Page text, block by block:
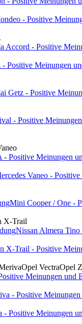
- Positive
Accord - Positive
- Positive Meinungen
Getz - Positive
- Positive
- Positive Meinungen
Vaneo -
Mini Cooper / One -
X-Trail
Nissan Almera
X-Trail - Positive
Opel VectraOpel
Meinungen und
- Positive
- Positive Meinungen